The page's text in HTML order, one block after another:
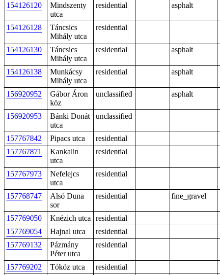
154126120
Mindszenty
utca
residential asphalt
154126128
Táncsics
Mihály utca
residential
154126130
Táncsics
Mihály utca
residential asphalt
154126138
Munkácsy
Mihály utca
residential asphalt
156920952
Gábor Áron
köz
unclassified asphalt
156920953
Bánki Donát
utca
unclassified
157767842 Pipacs utca
residential
157767871
Kankalin
utca
residential
157767973
Nefelejcs
utca
residential
157768747
Alsó Duna
sor
residential fine_gravel
157769050 Knézich utca
residential
157769054
Hajnal utca
residential
157769132
Pázmány
Péter utca
residential
157769202 Tóköz utca
residential